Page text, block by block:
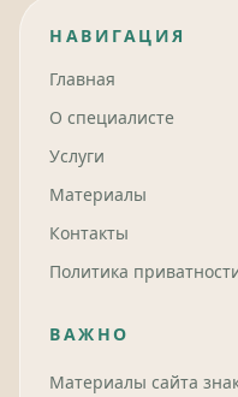
НАВИГАЦИЯ
Главная
О специалисте
Услуги
Материалы
Контакты
Политика
ВАЖНО
Материалы сайта